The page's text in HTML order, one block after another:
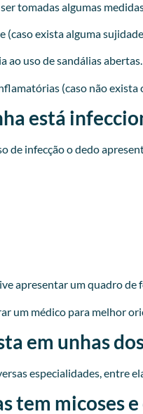
tomadas algumas
(caso exista alguma
ao uso de sandálias abertas.
(caso não
está
de infecção o dedo
apresentar um quadro de
um médico para melhor
em unhas
especialidades, entre
tem micoses